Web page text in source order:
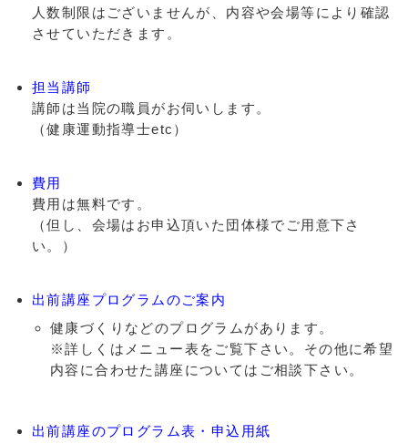
人数制限はございませんが、内容や会場等により確認
させていただきます。
担当講師
講師は当院の職員がお伺いします。
（健康運動指導士etc）
費用
費用は無料です。
（但し、会場はお申込頂いた団体様でご用意下さ
い。）
出前講座プログラムのご案内
健康づくりなどのプログラムがあります。
※詳しくはメニュー表をご覧下さい。その他に希望
内容に合わせた講座についてはご相談下さい。
出前講座のプログラム表・申込用紙